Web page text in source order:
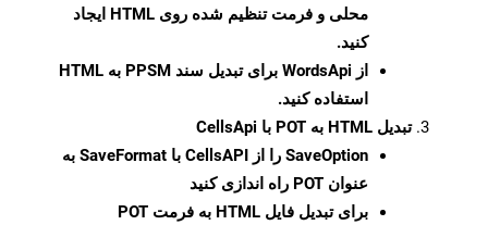
محلی و فرمت تنظیم شده روی HTML ایجاد
کنید.
از WordsApi برای تبدیل سند PPSM به HTML
استفاده کنید.
تبدیل HTML به POT با CellsApi
SaveOption
را از CellsAPI با SaveFormat به
عنوان POT راه اندازی کنید
برای تبدیل فایل HTML به فرمت
POT